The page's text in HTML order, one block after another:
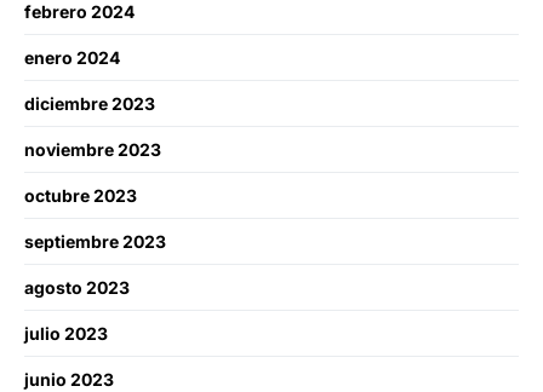
febrero 2024
enero 2024
diciembre 2023
noviembre 2023
octubre 2023
septiembre 2023
agosto 2023
julio 2023
junio 2023